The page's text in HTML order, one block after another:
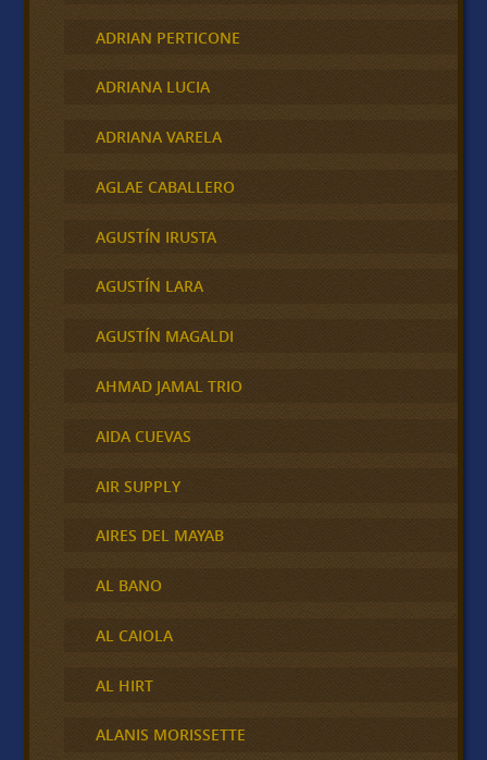
ADRIAN PERTICONE
ADRIANA LUCIA
ADRIANA VARELA
AGLAE CABALLERO
AGUSTÍN IRUSTA
AGUSTÍN LARA
AGUSTÍN MAGALDI
AHMAD JAMAL TRIO
AIDA CUEVAS
AIR SUPPLY
AIRES DEL MAYAB
AL BANO
AL CAIOLA
AL HIRT
ALANIS MORISSETTE